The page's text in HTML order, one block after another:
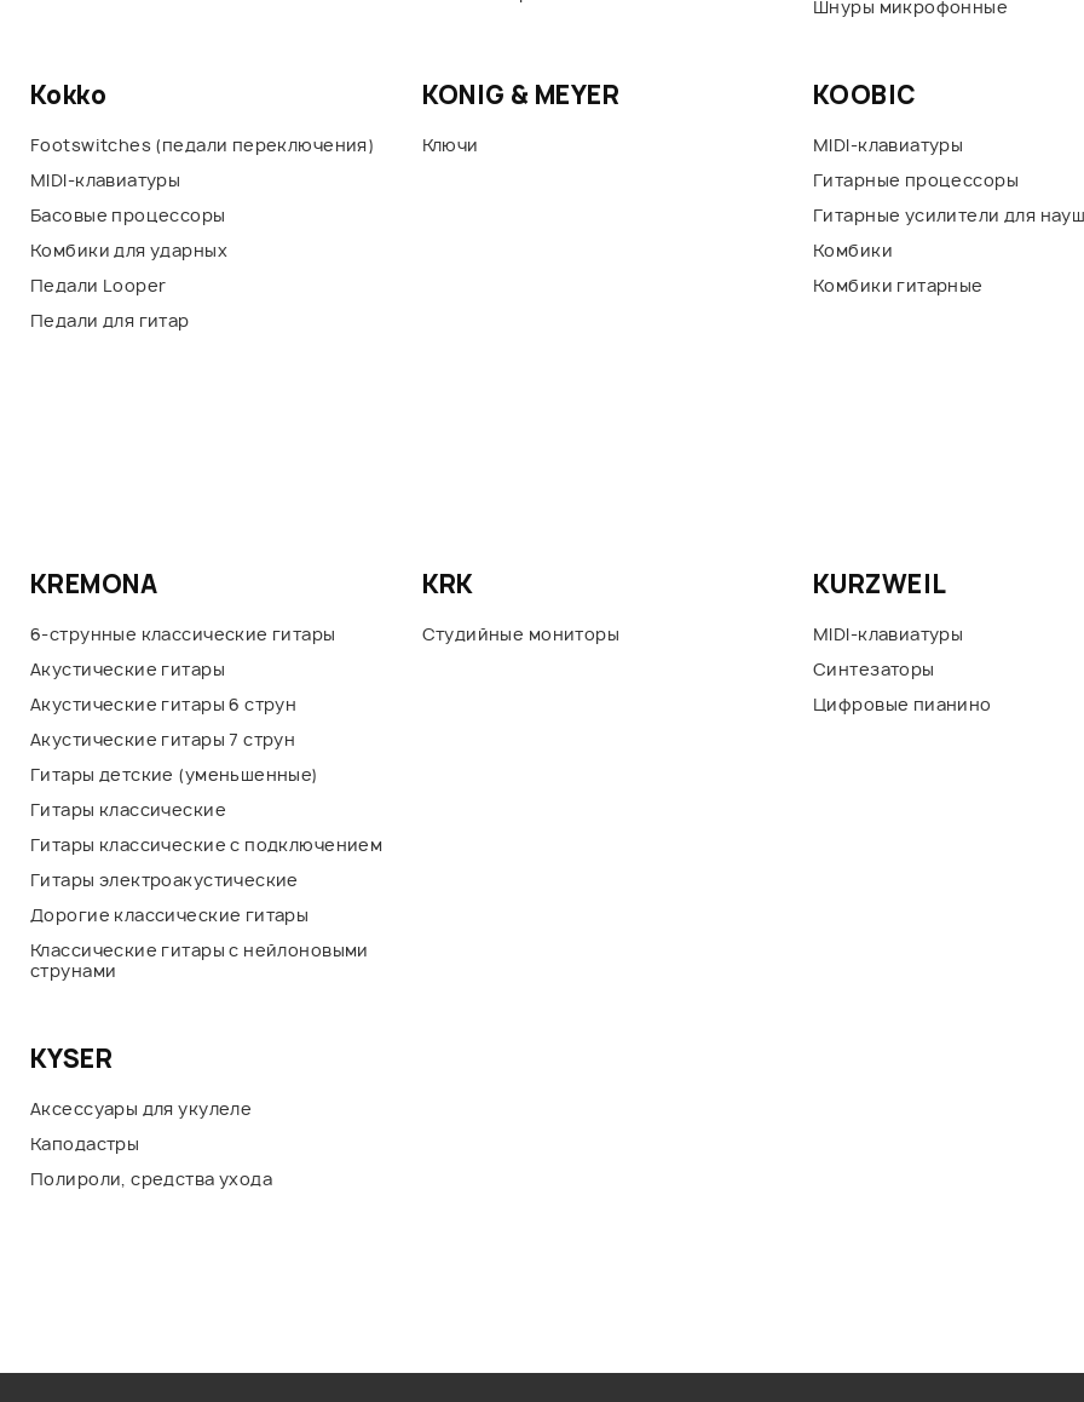
Шнуры микрофонные
Kokko
Footswitches (педали переключения)
MIDI-клавиатуры
Басовые процессоры
Комбики для ударных
Педали Looper
Педали для гитар
KONIG & MEYER
Ключи
KOOBIC
MIDI-клавиатуры
Гитарные процессоры
Гитарные усилители для
Комбики
Комбики гитарные
KREMONA
6-струнные классические гитары
Акустические гитары
Акустические гитары 6 струн
Акустические гитары 7 струн
Гитары детские (уменьшенные)
Гитары классические
Гитары классические с подключением
Гитары электроакустические
Дорогие классические гитары
Классические гитары с нейлоновыми
струнами
KRK
Студийные мониторы
KURZWEIL
MIDI-клавиатуры
Синтезаторы
Цифровые пианино
KYSER
Аксессуары для укулеле
Каподастры
Полироли, средства ухода